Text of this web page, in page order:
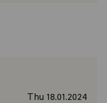
Thu 18.01.2024